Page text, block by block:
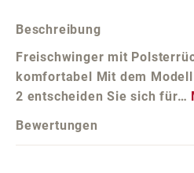
Beschreibung
Freischwinger mit
komfortabel Mit dem
2 entscheiden Sie sich für…
Bewertungen